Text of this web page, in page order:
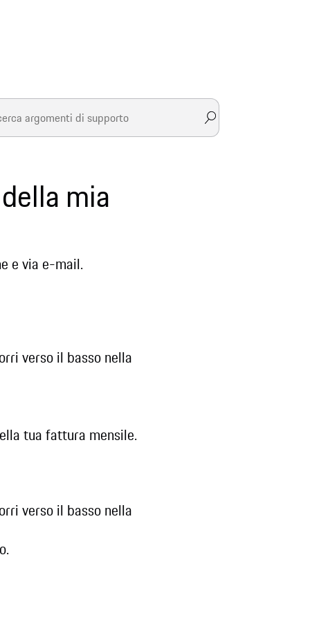
mia
e via e-mail.
verso il basso nella
tua fattura mensile.
verso il basso nella